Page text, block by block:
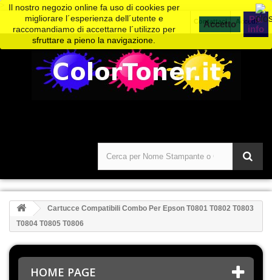
Accedi
Contattaci
Il nostro negozio online fa uso di cookies per
migliorare l´esperienza dell´utente e
raccomandiamo di accettarne l´utilizzo per
sfruttare a pieno la navigazione.
Piú
info
Cartucce Compatibili Combo Per Epson T0801 T0802 T0803
T0804 T0805 T0806
HOME PAGE